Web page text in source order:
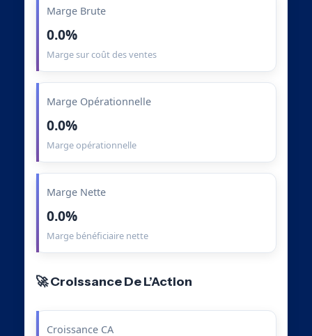
Marge Brute
0.0%
Marge sur coût des ventes
Marge Opérationnelle
0.0%
Marge opérationnelle
Marge Nette
0.0%
Marge bénéficiaire nette
🚀 Croissance De L’Action
Croissance CA